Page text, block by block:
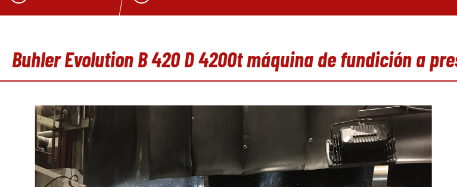
Buhler Evolution B 420 D 4200t máquina de fundición a
Omitir galería de imágenes